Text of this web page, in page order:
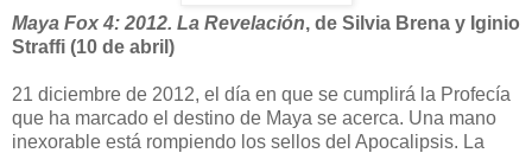
Maya Fox 4: 2012. La Revelación, de Silvia Brena y Iginio
Straffi (10 de abril)
21 diciembre de 2012, el día en que se cumplirá la Profecía
que ha marcado el destino de Maya se acerca. Una mano
inexorable está rompiendo los sellos del Apocalipsis. La